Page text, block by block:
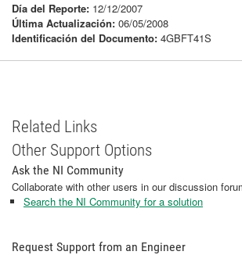
Día del Reporte: 12/12/2007
Última Actualización: 06/05/2008
Identificación del Documento: 4GBFT41S
Related Links
Other Support Options
Ask the NI Community
Collaborate with other users in our discussion
Search the NI Community for a solution
Request Support from an Engineer